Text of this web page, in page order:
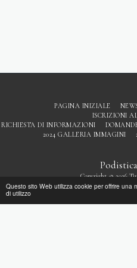
Questo sito Web utilizza cookie per offrire una
di utilizzo
Copyright © 2026
PAGINA INIZIALE
ISCRIZIONI
RICHIESTA DI INFORMAZIONI
2024 GALLERIA IMMAGINI